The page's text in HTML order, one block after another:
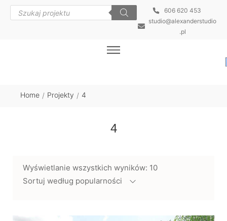
606 620 453
studio@alexanderstudio
.pl
Home / Projekty / 4
4
Wyświetlanie wszystkich wyników: 10
Sortuj według popularności